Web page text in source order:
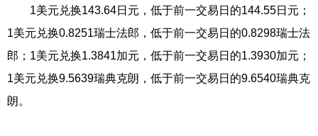
1美元兑换143.64日元，低于前一交易日的144.55日元；
1美元兑换0.8251瑞士法郎，低于前一交易日的0.8298瑞士法
郎；1美元兑换1.3841加元，低于前一交易日的1.3930加元；
1美元兑换9.5639瑞典克朗，低于前一交易日的9.6540瑞典克
朗。